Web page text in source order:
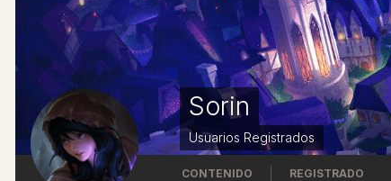
Sorin
Usuarios Registrados
CONTENIDO REGISTRADO